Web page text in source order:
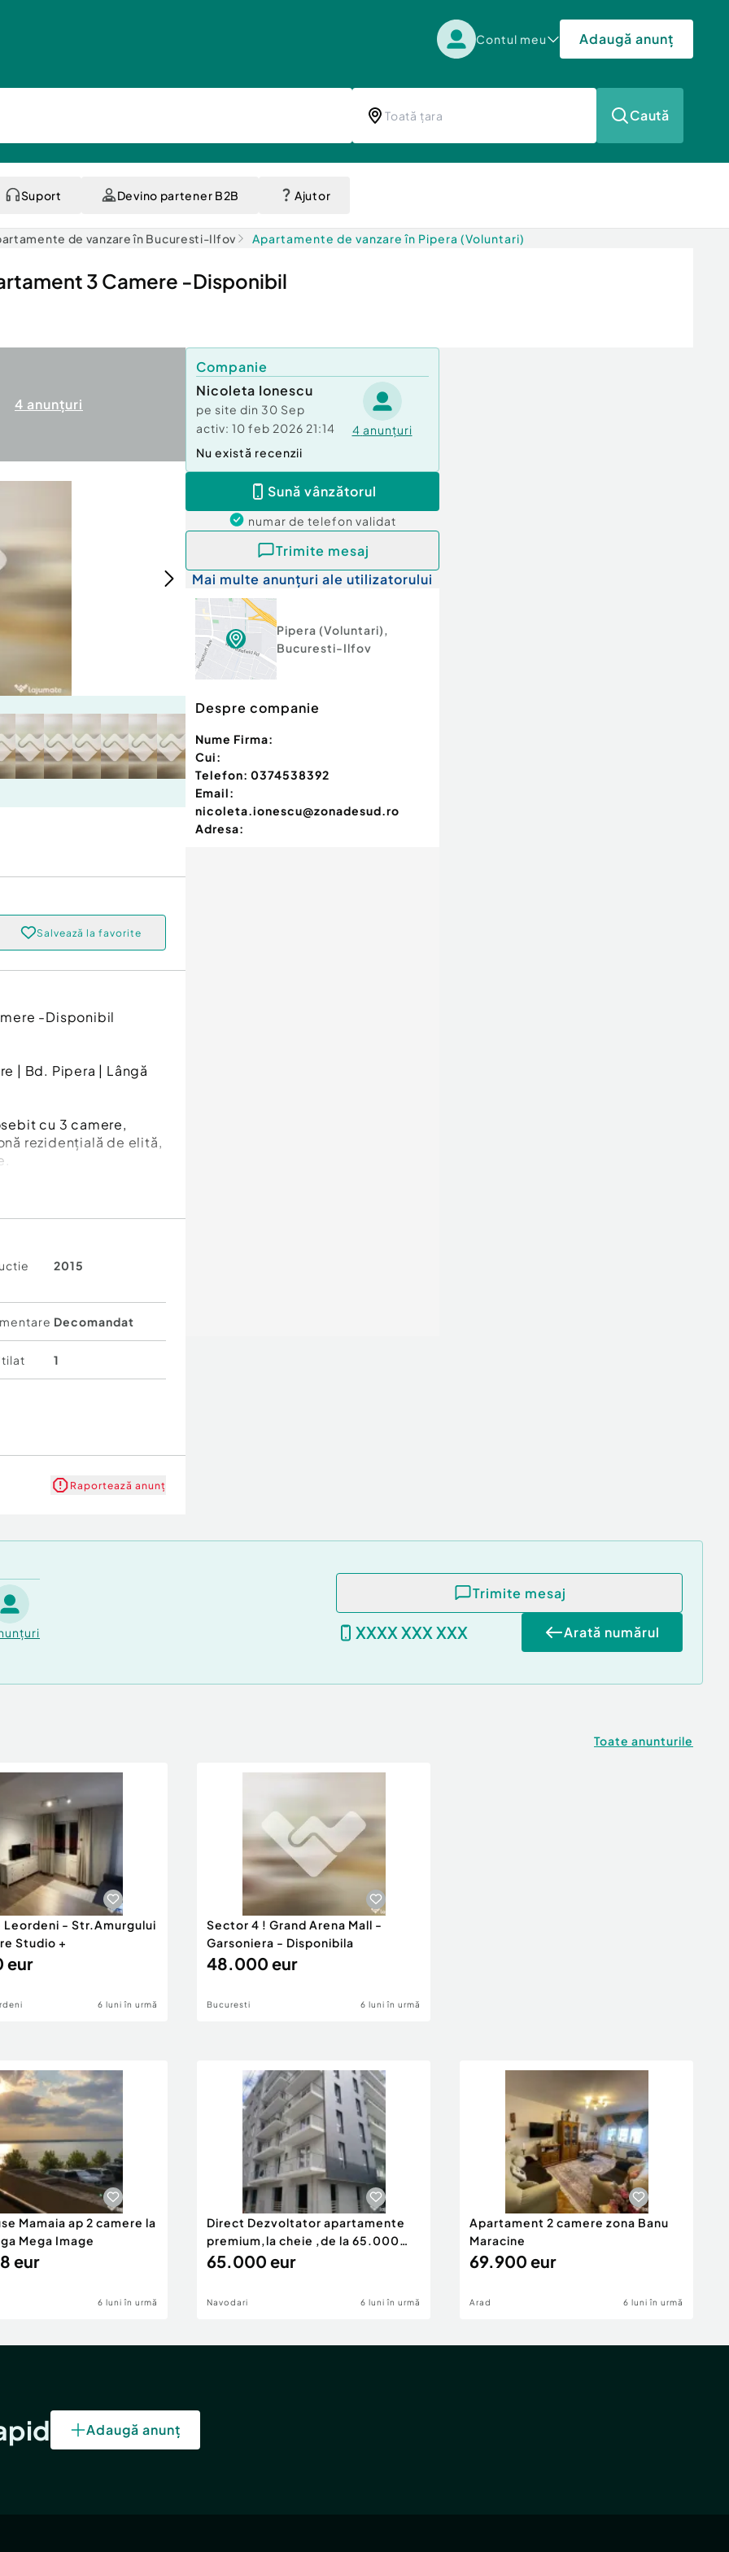
Contul meu Adaugă anunț
Caută
Suport Devino partener B2B Ajutor
de vanzare în Bucuresti-Ilfov Apartamente de vanzare în Pipera (Voluntari)
3 Camere -Disponibil
4 anunțuri
Salvează la favorite
-Disponibil
| Bd. Pipera | Lângă
cu 3 camere,
rezidențială de elită,
din abundență și un
confortul,
și pregătit
Pipera,
și școli
acum VIZIONARE
tip de credit
vă stă la dispoziție
direct la ofertele
încât fiecare client
2015
Decomandat
1
Raportează anunț
Companie
Nicoleta Ionescu
pe site din 30 Sep
activ: 10 feb 2026 21:14 4 anunțuri
Nu există recenzii
Sună vânzătorul
numar de telefon validat
Trimite mesaj
Mai multe anunțuri ale utilizatorului
Pipera (Voluntari),
Bucuresti-Ilfov
Despre companie
Nume Firma:
Cui:
Telefon: 0374538392
Email:
nicoleta.ionescu@zonadesud.ro
Adresa:
Trimite mesaj
XXXX XXX XXX Arată numărul
Toate anunturile
Leordeni - Str.Amurgului
Studio +
eur
6 luni în urmă
Sector 4 ! Grand Arena Mall -
Garsoniera - Disponibila
48.000 eur
Bucuresti 6 luni în urmă
Mamaia ap 2 camere la
Mega Image
eur
6 luni în urmă
Direct Dezvoltator apartamente
premium,la cheie ,de la 65.000
eur
65.000 eur
Navodari 6 luni în urmă
Apartament 2 camere zona Banu
Maracine
69.900 eur
Arad 6 luni în urmă
Adaugă anunț